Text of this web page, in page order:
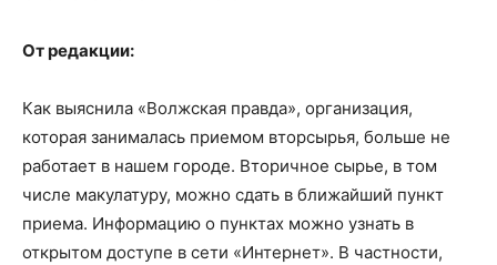
От редакции:
Как выяснила «Волжская правда», организация,
которая занималась приемом вторсырья, больше не
работает в нашем городе. Вторичное сырье, в том
числе макулатуру, можно сдать в ближайший пункт
приема. Информацию о пунктах можно узнать в
открытом доступе в сети «Интернет». В частности,